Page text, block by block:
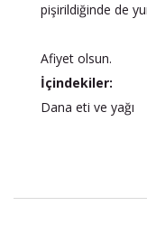
pişirildiğinde de
Afiyet olsun.
İçindekiler:
Dana eti ve yağı